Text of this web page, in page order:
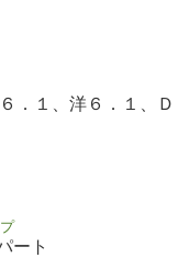
．１、洋６．１、Ｄ
ート